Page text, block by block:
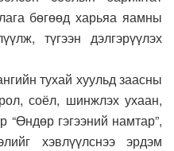
бөгөөд харьяа яамны
түгээн дэлгэрүүлэх
тухай хуульд заасны
соёл, шинжлэх ухаан,
гэгээний намтар”,
хэвлүүлснээ эрдэм